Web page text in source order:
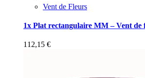
Vent de Fleurs
1x Plat rectangulaire MM – Vent de
112,15 €